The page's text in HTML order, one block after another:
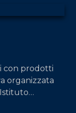
con prodotti
organizzata